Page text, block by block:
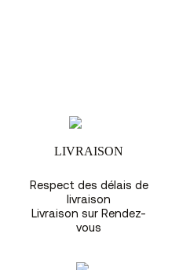
LIVRAISON
Respect des délais de
livraison
Livraison sur Rendez-
vous